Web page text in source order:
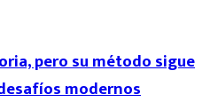
pero su método sigue
modernos